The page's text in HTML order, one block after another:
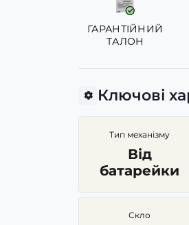
ГАРАНТІЙНИЙ
ТАЛОН
Ключові
Тип механізму
Від
батарейки
Скло